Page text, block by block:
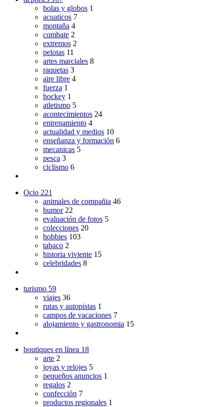
bolas y globos 1
acuaticos 7
montaña 4
combate 2
extremos 2
pelotas 11
artes marciales 8
raquetas 3
aire libre 4
fuerza 1
hockey 1
atletismo 5
acontecimientos 24
entrenamiento 4
actualidad y medios 10
enseñanza y formación 6
mecanicas 5
pesca 3
ciclismo 6
Ocio 221
animales de compañia 46
humor 22
evaluación de fotos 5
colecciones 20
hobbies 103
tabaco 2
historia viviente 15
celebridades 8
turismo 59
viajes 36
rutas y autopistas 1
campos de vacaciones 7
alojamiento y gastronomia 15
boutiques en línea 18
arte 2
joyas y relojes 5
pequeños anuncios 1
regalos 2
confección 7
productos regionales 1